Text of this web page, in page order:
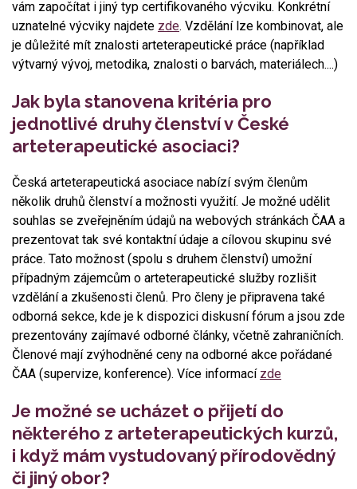
vám započítat i jiný typ certifikovaného výcviku. Konkrétní
uznatelné výcviky najdete zde. Vzdělání lze kombinovat, ale
je důležité mít znalosti arteterapeutické práce (například
výtvarný vývoj, metodika, znalosti o barvách, materiálech....)
Jak byla stanovena kritéria pro
jednotlivé druhy členství v České
arteterapeutické asociaci?
Česká arteterapeutická asociace nabízí svým členům
několik druhů členství a možnosti využití. Je možné udělit
souhlas se zveřejněním údajů na webových stránkách ČAA a
prezentovat tak své kontaktní údaje a cílovou skupinu své
práce. Tato možnost (spolu s druhem členství) umožní
případným zájemcům o arteterapeutické služby rozlišit
vzdělání a zkušenosti členů. Pro členy je připravena také
odborná sekce, kde je k dispozici diskusní fórum a jsou zde
prezentovány zajímavé odborné články, včetně zahraničních.
Členové mají zvýhodněné ceny na odborné akce pořádané
ČAA (supervize, konference). Více informací zde
Je možné se ucházet o přijetí do
některého z arteterapeutických kurzů,
i když mám vystudovaný přírodovědný
či jiný obor?